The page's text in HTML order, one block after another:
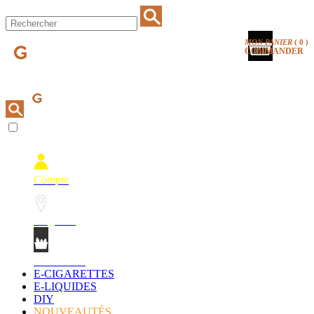
MON PANIER ( 0 )
COMMANDER
Compte
E-CIGARETTES
E-LIQUIDES
DIY
NOUVEAUTÉS